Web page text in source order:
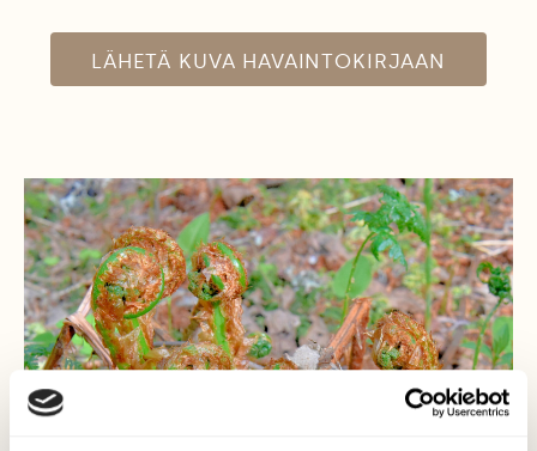
LÄHETÄ KUVA HAVAINTOKIRJAAN